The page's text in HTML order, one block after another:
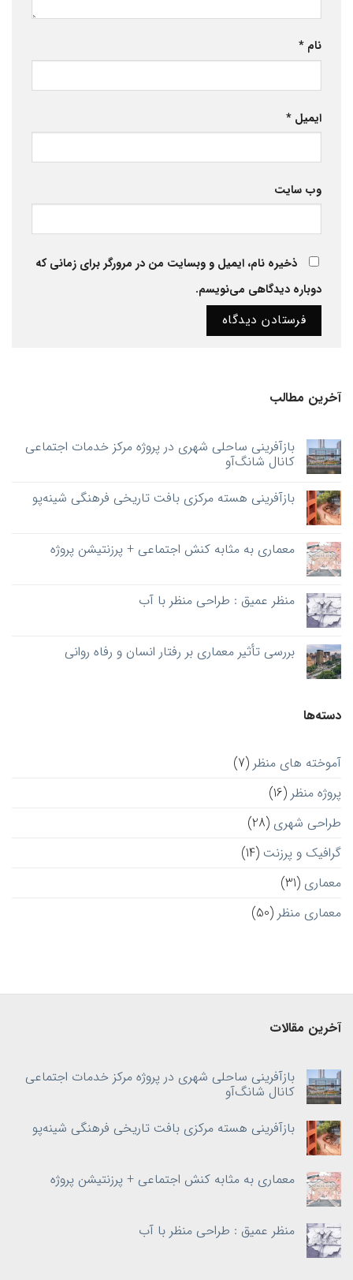
نام *
ایمیل *
وب‌ سایت
ذخیره نام، ایمیل و وبسایت من در مرورگر برای زمانی که
دوباره دیدگاهی می‌نویسم.
آخرین مطالب
بازآفرینی ساحلی شهری در پروژه مرکز خدمات اجتماعی
کانال شانگ‌آو
بازآفرینی هسته‌ مرکزی بافت تاریخی فرهنگی شینه‌پو
معماری به‌ مثابه کنش اجتماعی + پرزنتیشن پروژه
منظر عمیق : طراحی منظر با آب
بررسی تأثیر معماری بر رفتار انسان و رفاه روانی
دسته‌ها
آموخته های منظر (7)
پروژه منظر (16)
طراحی شهری (28)
گرافیک و پرزنت (14)
معماری (31)
معماری منظر (50)
آخرین مقالات
بازآفرینی ساحلی شهری در پروژه مرکز خدمات اجتماعی
کانال شانگ‌آو
بازآفرینی هسته‌ مرکزی بافت تاریخی فرهنگی شینه‌پو
معماری به‌ مثابه کنش اجتماعی + پرزنتیشن پروژه
منظر عمیق : طراحی منظر با آب